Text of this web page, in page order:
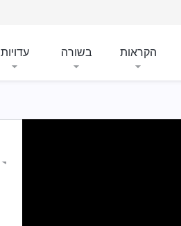
הקראות בשורה עדויות